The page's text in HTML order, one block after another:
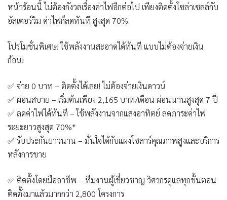
หน้าร้อนนี้ ไม่ต้องกังวลเรื่องค่าไฟอีกต่อไป เพียงติดตั้งโซล่าเซลล์กับ
อัลเตอร์วิม ค่าไฟก็ลดทันที สูงสุด 70%
โปรโมชั่นพิเศษ! ใช้พลังงานสะอาดได้ทันที แบบไม่ต้องจ่ายเงิน
ก้อน!
✅ จ่าย 0 บาท – ติดตั้งได้เลย! ไม่ต้องจ่ายเงินดาวน์
✅ ผ่อนสบาย – เริ่มต้นเพียง 2,165 บาท/เดือน ผ่อนนานสูงสุด 7 ปี
✅ ลดค่าไฟได้ทันที –ใช้พลังงานจากแสงอาทิตย์ ลดภาระค่าไฟ
ระยะยาวสูงสุด 70%*
✅ รับประกันยาวนาน – มั่นใจได้กับแผงโซลาร์คุณภาพสูงและบริการ
หลังการขาย
✅ ติดตั้งโดยมืออาชีพ – ทีมงานผู้เชี่ยวชาญ วิศวกรดูแลทุกขั้นตอน
ติดตั้งมาแล้วมากกว่า 2,800 โครงการ